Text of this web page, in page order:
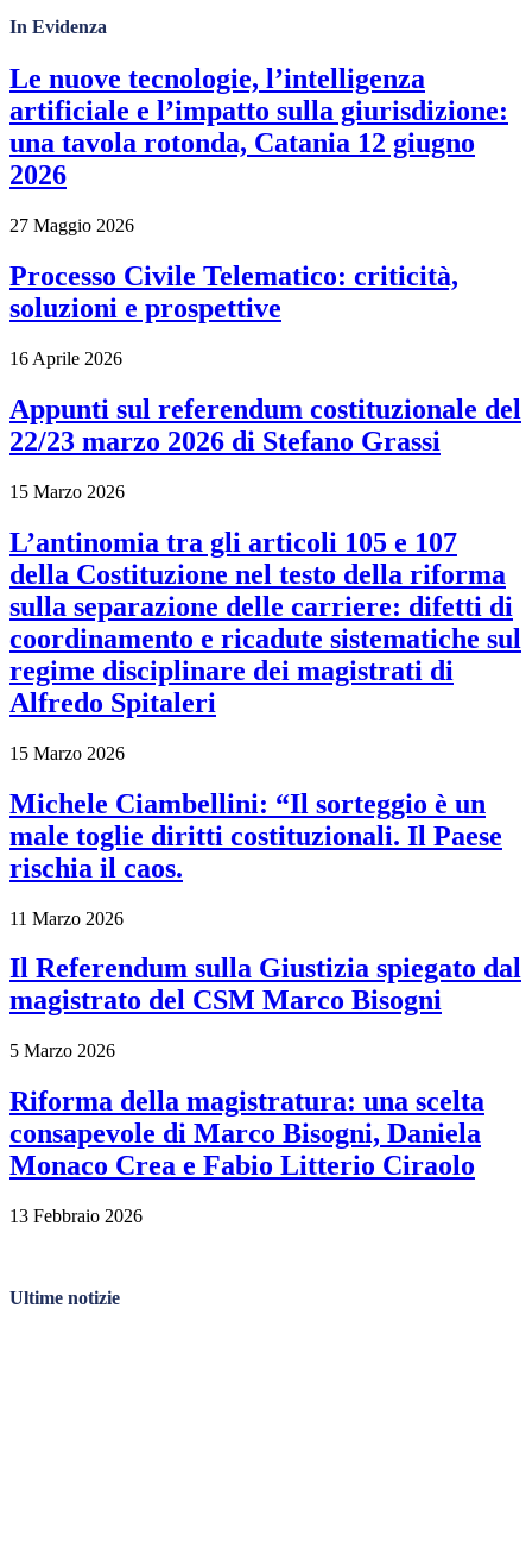
In Evidenza
Le nuove tecnologie, l’intelligenza
artificiale e l’impatto sulla giurisdizione:
una tavola rotonda, Catania 12 giugno
2026
27 Maggio 2026
Processo Civile Telematico: criticità,
soluzioni e prospettive
16 Aprile 2026
Appunti sul referendum costituzionale del
22/23 marzo 2026 di Stefano Grassi
15 Marzo 2026
L’antinomia tra gli articoli 105 e 107
della Costituzione nel testo della riforma
sulla separazione delle carriere: difetti di
coordinamento e ricadute sistematiche sul
regime disciplinare dei magistrati di
Alfredo Spitaleri
15 Marzo 2026
Michele Ciambellini: “Il sorteggio è un
male toglie diritti costituzionali. Il Paese
rischia il caos.
11 Marzo 2026
Il Referendum sulla Giustizia spiegato dal
magistrato del CSM Marco Bisogni
5 Marzo 2026
Riforma della magistratura: una scelta
consapevole di Marco Bisogni, Daniela
Monaco Crea e Fabio Litterio Ciraolo
13 Febbraio 2026
Ultime notizie